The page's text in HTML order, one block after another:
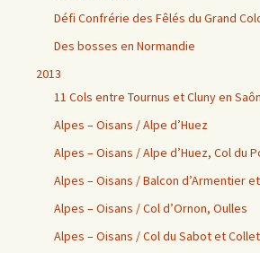
Défi Confrérie des Fêlés du Grand
Des bosses en Normandie
2013
11 Cols entre Tournus et Cluny en
Alpes – Oisans / Alpe d’Huez
Alpes – Oisans / Alpe d’Huez, Col du
Alpes – Oisans / Balcon d’Armentier
Alpes – Oisans / Col d’Ornon, Oulles
Alpes – Oisans / Col du Sabot et